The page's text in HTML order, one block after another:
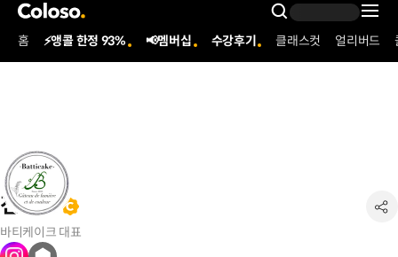
콜로소
Search
Coloso Menu
홈 ⚡앵콜 한정 93% 📢멤버십 수강후기 클래스컷 얼리버드
전인영
바티케이크 대표